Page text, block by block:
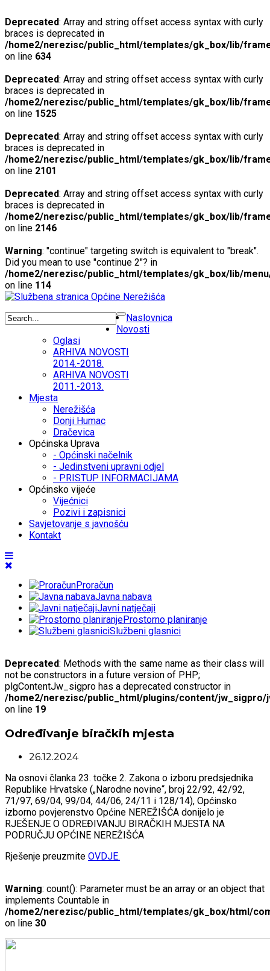
Deprecated: Array and string offset access syntax with curly
braces is deprecated in
/home2/nerezisc/public_html/templates/gk_box/lib/
on line 634
Deprecated: Array and string offset access syntax with curly
braces is deprecated in
/home2/nerezisc/public_html/templates/gk_box/lib/
on line 1525
Deprecated: Array and string offset access syntax with curly
braces is deprecated in
/home2/nerezisc/public_html/templates/gk_box/lib/
on line 2101
Deprecated: Array and string offset access syntax with curly
braces is deprecated in
/home2/nerezisc/public_html/templates/gk_box/lib/
on line 2146
Warning: "continue" targeting switch is equivalent to "break".
Did you mean to use "continue 2"? in
/home2/nerezisc/public_html/templates/gk_box/lib/
on line 114
Naslovnica
Novosti
Oglasi
ARHIVA NOVOSTI
2014.-2018.
ARHIVA NOVOSTI
2011.-2013.
Mjesta
Nerežišća
Donji Humac
Dračevica
Općinska Uprava
- Općinski načelnik
- Jedinstveni upravni odjel
- PRISTUP INFORMACIJAMA
Općinsko vijeće
Vijećnici
Pozivi i zapisnici
Savjetovanje s javnošću
Kontakt
Proračun
Javna nabava
Javni natječaji
Prostorno planiranje
Službeni glasnici
Deprecated: Methods with the same name as their class will
not be constructors in a future version of PHP;
plgContentJw_sigpro has a deprecated constructor in
/home2/nerezisc/public_html/plugins/content/jw_sigpro/
on line 19
Određivanje biračkih mjesta
26.12.2024
Na osnovi članka 23. točke 2. Zakona o izboru predsjednika
Republike Hrvatske („Narodne novine“, broj 22/92, 42/92,
71/97, 69/04, 99/04, 44/06, 24/11 i 128/14), Općinsko
izborno povjerenstvo Općine NEREŽIŠĆA donijelo je
RJEŠENJE O ODREĐIVANJU BIRAČKIH MJESTA NA
PODRUČJU OPĆINE NEREŽIŠĆA
Rješenje preuzmite OVDJE.
Warning: count(): Parameter must be an array or an object that
implements Countable in
/home2/nerezisc/public_html/templates/gk_box/html/
on line 30